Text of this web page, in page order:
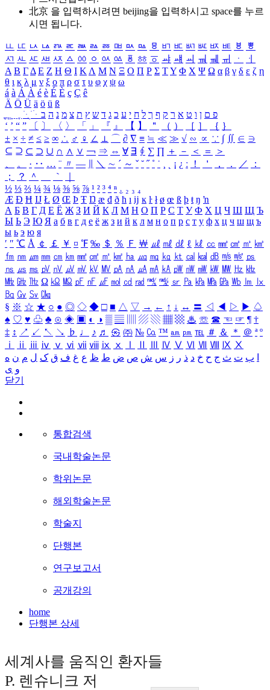
北京 을 입력하시려면 beijing을 입력하시고 space를 누르
시면 됩니다.
ㅥ ㅦ ㅧ ㅨ ㅩ ㅪ ㅫ ㅬ ㅭ ㅮ ㅯ ㅰ ㅱ ㅲ ㅳ ㅴ ㅵ ㅶ ㅷ ㅸ
ㅹ
ㅺ ㅻ ㅼ ㅽ ㅾ ㅿ ㆀ ㆁ ㆂ ㆃ ㆄ ㆅ ㆆ ㆇ ㆈ ㆉ ㆊ ㆋ ㆌ ㆍ
ㆎ
Α Β ΓΔ Ε Ζ Η Θ Ι ΚΛ Μ Ν Ξ Ο Π Ρ Σ ΤΥ Φ Χ Ψ Ω α β γ δ ε ζ η
θ ι κ λ μ ν ξ ο π ρ σ τ υ φ χ ψ ω
á à Á À é è É È ç Ç ê
Ä Ö Ü ä ö ü ß
ִֶֹ ֻּ ׁׂ פ ם ן ו ט א ר ק ף ך ל ח י ע כ ג ד ש ץ ת צ מ נ ה ב
‘ ’ “ ” 〔 〕 〈 〉 「 」 『 』 【 】 ＂ （ ） ［ ］ ｛ ｝
± × ÷ ≠ ≤ ≥ ∞ ∴ ♂ ♀ ∠ ⊥ ⌒ ∂ ∇ ≡ ≒ ≪ ≫ √ ∽ ∝ ∵ ∫ ∬ ∈ ∋
⊆ ⊇ ⊂ ⊃ ∪ ∩ ∧ ∨ ￢ ⇒ ⇔ ∀ ∃ ∮ ∑ ∏ ＋ － ＜ ＝
＞
、
。 · ‥ … ¨ 〃 ― ＼ ∼ ´ ～ ˇ ˘ ˝ ˚ ˙ ¸ ¡ ¿ ː ！ ＇ ， ． ／
：
；
？ ＾ ｀
½ ⅓ ⅔ ¼ ¾ ⅛ ⅜ ⅝ ⅞ ¹ ² ³ ⁴ ⁿ ₁ ₂ ₃ ₄
Æ Ð Ħ Ĳ Ł Ø Œ Þ Ŧ Ŋ æ đ ð ħ ı ĳ ĸ ŀ ł ø œ ß þ ŧ ŋ ŉ
А Б В Г Д Е Ё Ж З И Й К Л М Н О П Р С Т У Ф Х Ц Ч Ш Щ Ъ
Ы Ь Э Ю Я а б в г д е ё ж з и й к л м н о п р с т у ф х ц ч ш щ ъ
ы ь э ю я
′ ″ ℃ Å ￠ ￡ ￥ ¤ ℉ ‰ ＄ ％ Ｆ ￦ ㎕ ㎖ ㎗ ℓ ㎘ ㏄ ㎣ ㎤ ㎥ ㎦
㎙ ㎚ ㎛ ㎜ ㎝ ㎞ ㎟ ㎠ ㎡ ㎢ ㏊ ㎍ ㎎ ㎏ ㏏ ㎈ ㎉ ㏈ ㎧ ㎨ ㎰
㎱ ㎲ ㎳ ㎴ ㎵ ㎶ ㎷ ㎸ ㎹ ㎀ ㎁ ㎂ ㎃ ㎄ ㎺ ㎻ ㎽ ㎾ ㎿ ㎐ ㎑
㎒ ㎓ ㎔ Ω ㏀ ㏁ ㎊ ㎋ ㎌ ㏖ ㏅ ㎭ ㎮ ㎯ ㏛ ㎩ ㎪ ㎫ ㎬ ㏝ ㏐
㏓
㏃ ㏉ ㏜ ㏆
§ ※ ☆ ★ ○ ● ◎ ◇ ◆ □ ■ △ ▽ → ← ↑ ↓ ↔ 〓 ◁ ◀ ▷ ▶ ♤
♠ ♡ ♥ ♧ ♣ ⊙ ◈ ▣ ◐ ◑ ▒ ▤ ▨ ▧ ▦ ▩ ♨ ☏ ☎ ☜ ☞ ¶ †
‡ ↕ ↗ ↙ ↖ ↘ ♭ ♩ ♪ ♬ ㉿ ㈜ № ㏇ ™ ㏂ ㏘ ℡ ＃ ＆ ＊ ＠ ª º
ⅰ
ⅱ ⅲ ⅳ ⅴ ⅵ ⅶ ⅷ ⅸ ⅹ Ⅳ Ⅴ Ⅵ Ⅶ Ⅷ Ⅸ Ⅹ
ب ت ث ج ح خ د ذ ر ز س ش ص ض ط ظ ع غ ف ق ک ل م ن ه
و ی
닫기
통합검색
국내학술논문
학위논문
해외학술논문
학술지
단행본
연구보고서
공개강의
home
단행본 상세
세계사를 움직인 환자들
P. 렌슈니크 저